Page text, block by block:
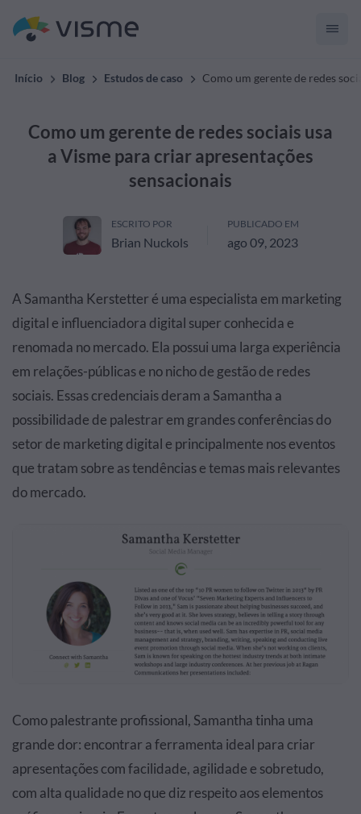
Início Blog Estudos de caso Como um gerente de redes
Como um gerente de redes sociais usa
a Visme para criar apresentações
sensacionais
ESCRITO POR
Brian Nuckols
PUBLICADO EM
ago 09, 2023
A Samantha Kerstetter é uma especialista em marketing
digital e influenciadora digital super conhecida e
renomada no mercado. Ela possui uma larga experiência
em relações-públicas e no nicho de gestão de redes
sociais. Essas credenciais deram a Samantha a
possibilidade de palestrar em grandes conferências do
setor de marketing digital e principalmente nos eventos
que tratam sobre as tendências e temas mais relevantes
do mercado.
Como palestrante profissional, Samantha tinha uma
grande dor: encontrar a ferramenta ideal para criar
apresentações com facilidade, agilidade e sobretudo,
com alta qualidade no que diz respeito aos elementos